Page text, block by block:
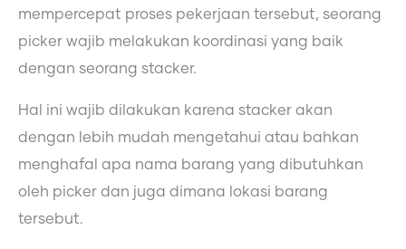
mempercepat proses pekerjaan tersebut, seorang
picker wajib melakukan koordinasi yang baik
dengan seorang stacker.
Hal ini wajib dilakukan karena stacker akan
dengan lebih mudah mengetahui atau bahkan
menghafal apa nama barang yang dibutuhkan
oleh picker dan juga dimana lokasi barang
tersebut.